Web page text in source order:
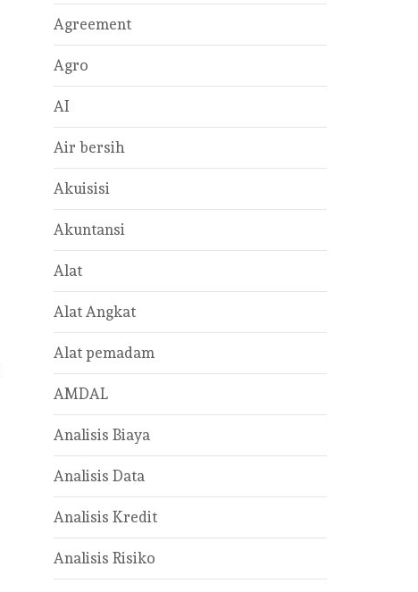
Agreement
Agro
AI
Air bersih
Akuisisi
Akuntansi
Alat
Alat Angkat
Alat pemadam
AMDAL
Analisis Biaya
Analisis Data
Analisis Kredit
Analisis Risiko